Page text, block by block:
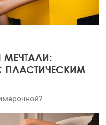
ПЛАСТИЧЕСКИМ